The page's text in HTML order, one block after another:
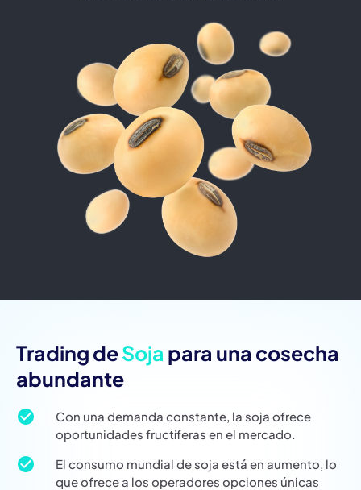
Trading deSoja para una cosecha
abundante
Con una demanda constante, la soja ofrece
oportunidades fructíferas en el mercado.
El consumo mundial de soja está en aumento, lo
que ofrece a los operadores opciones únicas